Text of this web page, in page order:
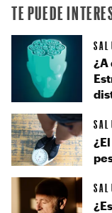
TE PUEDE
¿A